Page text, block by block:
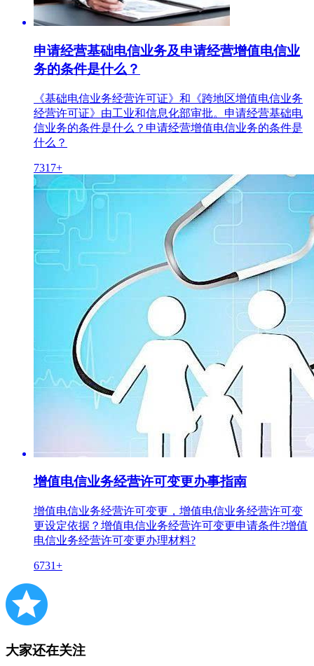
申请经营基础电信业务及申请经营增值电信业
务的条件是什么？
《基础电信业务经营许可证》和《跨地区增值电信业务
经营许可证》由工业和信息化部审批。申请经营基础电
信业务的条件是什么？申请经营增值电信业务的条件是
什么？
7317+
增值电信业务经营许可变更办事指南
增值电信业务经营许可变更，增值电信业务经营许可变
更设定依据？增值电信业务经营许可变更申请条件?增值
电信业务经营许可变更办理材料?
6731+
大家还在关注